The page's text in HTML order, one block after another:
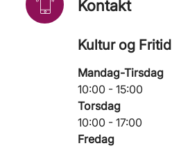
Kontakt
Kultur og Fritid
Mandag-Tirsdag
10:00 - 15:00
Torsdag
10:00 - 17:00
Fredag